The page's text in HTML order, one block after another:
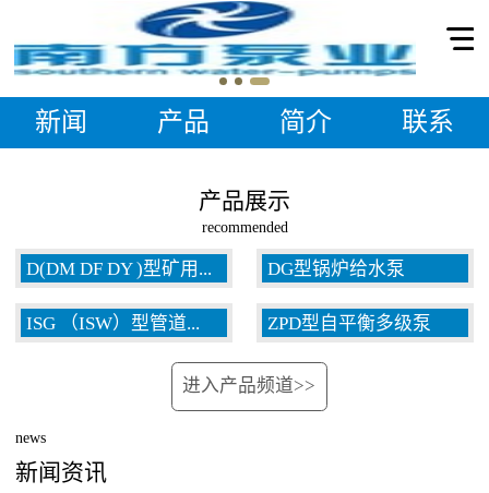
新闻 产品 简介 联系
产品展示
recommended
D(DM DF DY )型矿用... DG型锅炉给水泵
ISG （ISW）型管道... ZPD型自平衡多级泵
进入产品频道>>
news
新闻资讯